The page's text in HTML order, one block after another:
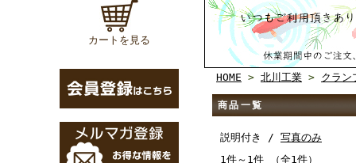
カートを見る
HOME > 北川工業 > クラン
商品一覧
説明付き / 写真のみ
1件～1件 （全1件）